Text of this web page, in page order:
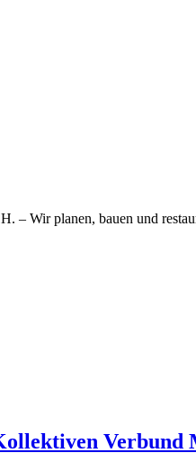
– Wir planen, bauen und
Verbund